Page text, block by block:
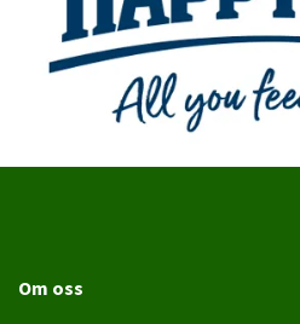
Om oss